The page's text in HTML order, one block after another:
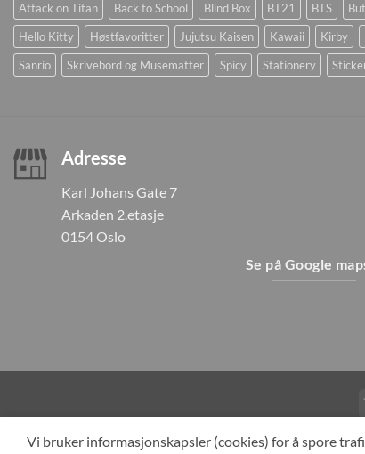
Attack on Titan Back to School Blind Box BT21 BTS
Hello Kitty
Høstfavoritter Jujutsu Kaisen Kawaii Kirby
Sanrio
Skrivebord og Musematter Spicy Stationery
Adresse
Karl Johans Gate 7
Arkaden 2.etasje
0154 Oslo
Se på Google
Vi bruker informasjonskapsler (cookies) for å spore